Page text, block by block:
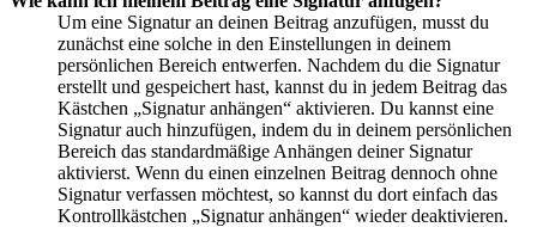
Um eine Signatur an deinen Beitrag anzufügen, musst du
zunächst eine solche in den Einstellungen in deinem
persönlichen Bereich entwerfen. Nachdem du die Signatur
erstellt und gespeichert hast, kannst du in jedem Beitrag das
Kästchen „Signatur anhängen“ aktivieren. Du kannst eine
Signatur auch hinzufügen, indem du in deinem persönlichen
Bereich das standardmäßige Anhängen deiner Signatur
aktivierst. Wenn du einen einzelnen Beitrag dennoch ohne
Signatur verfassen möchtest, so kannst du dort einfach das
Kontrollkästchen „Signatur anhängen“ wieder deaktivieren.